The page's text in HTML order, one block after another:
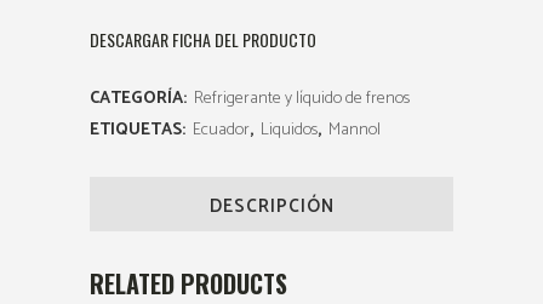
DESCARGAR FICHA DEL PRODUCTO
CATEGORÍA: Refrigerante y líquido de frenos
ETIQUETAS: Ecuador, Liquidos, Mannol
DESCRIPCIÓN
RELATED PRODUCTS